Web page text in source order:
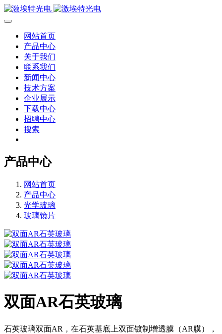
网站首页
产品中心
关于我们
联系我们
新闻中心
技术方案
企业展示
下载中心
招聘中心
搜索
产品中心
网站首页
产品中心
光学玻璃
玻璃镜片
双面AR石英玻璃
石英玻璃双面AR，在石英基底上双面镀制增透膜（AR膜），